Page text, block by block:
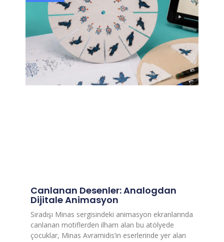
Canlanan Desenler: Analogdan
Dijitale Animasyon
Sıradışı Minas sergisindeki animasyon ekranlarında
canlanan motiflerden ilham alan bu atölyede
çocuklar, Minas Avramidis’in eserlerinde yer alan